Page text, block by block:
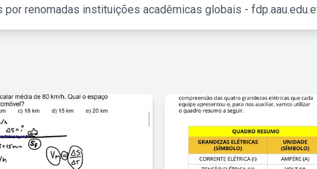
renomadas instituições acadêmicas globais -